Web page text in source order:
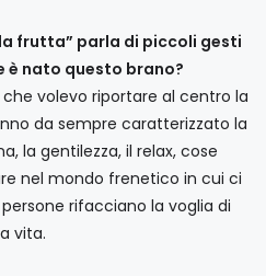
frutta” parla di piccoli gesti
nato questo brano?
volevo riportare al centro la
da sempre caratterizzato la
la gentilezza, il relax, cose
nel mondo frenetico in cui ci
rifacciano la voglia di
vita.